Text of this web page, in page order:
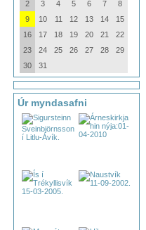
2
3 4 5 6 7
8
9
10 11 12 13 14
15
16
17 18 19 20 21
22
23
24 25 26 27 28
29
30
31
Úr myndasafni